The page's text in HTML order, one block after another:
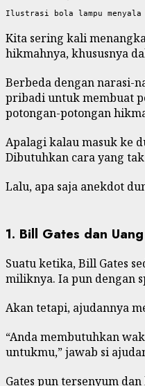
Ilustrasi bola lampu menyala
Kita sering kali
hikmahnya, khususnya
Berbeda dengan narasi-
pribadi untuk membuat
potongan-potongan
Apalagi kalau masuk ke
Dibutuhkan cara yang
Lalu, apa saja anekdot
1. Bill Gates dan
Suatu ketika, Bill Gates
miliknya. Ia pun dengan
Akan tetapi, ajudannya
“Anda membutuhkan
untukmu,” jawab si
Gates pun tersenyum